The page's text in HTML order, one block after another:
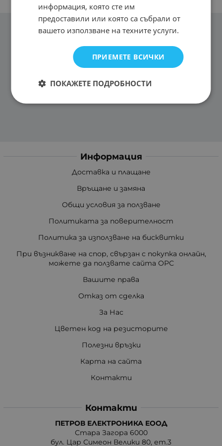
Информация
Доставка и плащане
Връщане и замяна
Общи условия за ползване
Политиката за поверителност
Политика за използване на бисквитки
При възникване на спор, свързан с покупка онлайн,
можете да ползвате сайта ОРС
Вашите права
Отказ от сделка
За Нас
Цветен код на резисторите
Полезни връзки
Карта на сайта
Контакти
Контакти
ПЕТРОВ ЕЛЕКТРОНИКА ЕООД
Стара Загора 6000
бул. Цар Симеон Велики 80, ет.3
информация, която сте им
предоставили или която са събрали от
вашето използване на техните услуги.
ПРИЕМЕТЕ ВСИЧКИ
ПОКАЖЕТЕ ПОДРОБНОСТИ